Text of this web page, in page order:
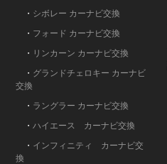
・ シボレー カーナビ交換
・ フォード カーナビ交換
・ リンカーン カーナビ交換
・ グランドチェロキー カーナビ
交換
・ ラングラー カーナビ交換
・ ハイエース カーナビ交換
・ インフィニティ カーナビ交
換